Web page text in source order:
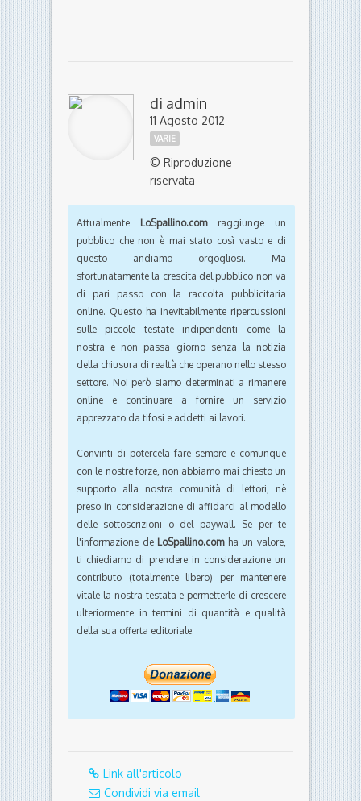
di admin
11 Agosto 2012
VARIE
© Riproduzione
riservata
Attualmente LoSpallino.comraggiunge un
pubblico che non è mai stato così vasto e di
questo andiamo orgogliosi. Ma
sfortunatamente la crescita del pubblico non va
di pari passo con la raccolta pubblicitaria
online. Questo ha inevitabilmente ripercussioni
sulle piccole testate indipendenti come la
nostra e non passa giorno senza la notizia
della chiusura di realtà che operano nello stesso
settore. Noi però siamo determinati a rimanere
online e continuare a fornire un servizio
apprezzato da tifosi e addetti ai lavori.
Convinti di potercela fare sempre e comunque
con le nostre forze, non abbiamo mai chiesto un
supporto alla nostra comunità di lettori, nè
preso in considerazione di affidarci al modello
delle sottoscrizioni o del paywall. Se per te
l'informazione de LoSpallino.comha un valore,
ti chiediamo di prendere in considerazione un
contributo (totalmente libero) per mantenere
vitale la nostra testata e permetterle di crescere
ulteriormente in termini di quantità e qualità
della sua offerta editoriale.
Link all'articolo
Condividi via email